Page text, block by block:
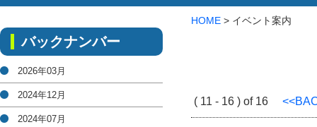
HOME > イベント案内
( 11 - 16 ) of 16
バックナンバー
2026年03月
2024年12月
2024年07月